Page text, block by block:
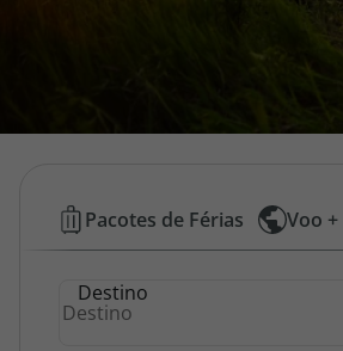
Área de Cliente
Hotéis
Baratos
Pacotes de Férias Voo
Destino